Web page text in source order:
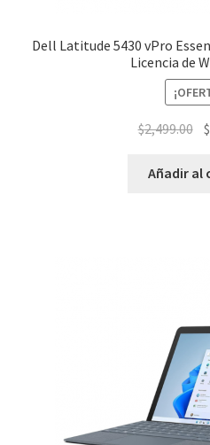
Dell Latitude 5430 vPro
Licencia de
$2,499.00 El$
Añadir al